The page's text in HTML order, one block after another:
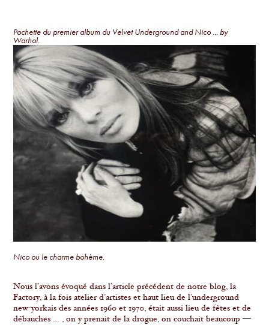
Pochette du premier album du Velvet Underground and Nico ... by
Warhol.
Nico ou le charme bohème.
Nous l’avons évoqué dans l’article précédent de notre blog, la
Factory, à la fois atelier d’artistes et haut lieu de l’underground
new-yorkais des années 1960 et 1970, était aussi lieu de fêtes et de
débauches … , on y prenait de la drogue, on couchait beaucoup —